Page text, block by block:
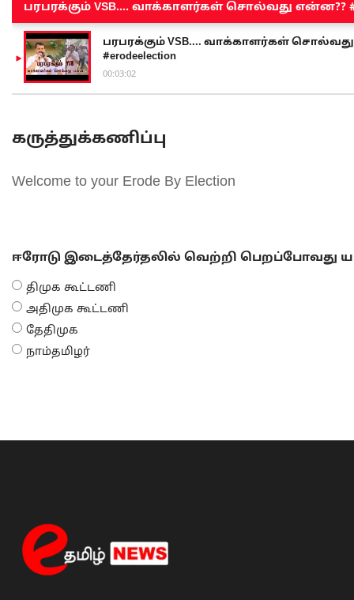
பரபரக்கும் VSB.... வாக்காளர்கள் சொல்வது என்ன??
பரபரக்கும் VSB.... வாக்காளர்கள் சொல்வது
#erodeelection
00:03:02
கருத்துக்கணிப்பு
Welcome to your Erode By Election
ஈரோடு இடைத்தேர்தலில் வெற்றி பெறப்போவது
திமுக கூட்டணி
அதிமுக கூட்டணி
தேதிமுக
நாம்தமிழர்